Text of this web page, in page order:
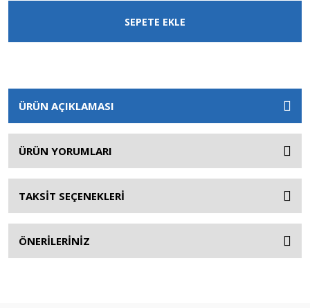
SEPETE EKLE
ÜRÜN AÇIKLAMASI
ÜRÜN YORUMLARI
TAKSİT SEÇENEKLERİ
ÖNERİLERİNİZ